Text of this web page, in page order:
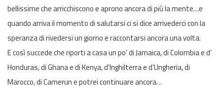
bellissime che arricchiscono e aprono ancora di più la mente…e
quando arriva il momento di salutarsi ci si dice arrivederci con la
speranza di rivedersi un giorno e raccontarsi ancora una volta.
E così succede che riporti a casa un po’ di Jamaica, di Colombia e d’
Honduras, di Ghana e di Kenya, d’Inghilterra e d’Ungheria, di
Marocco, di Camerun e potrei continuare ancora…